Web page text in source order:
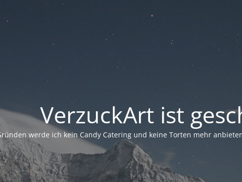
VerzuckArt ist
werde ich kein Candy Catering und keine Torten mehr